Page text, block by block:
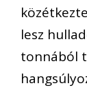
lesz
tonnából